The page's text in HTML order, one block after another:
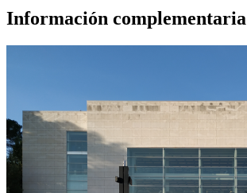
Información complementaria